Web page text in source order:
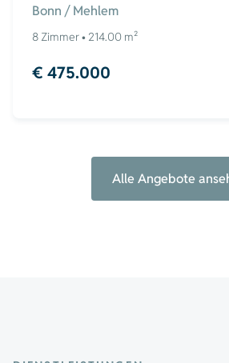
Bonn / Mehlem
8 Zimmer • 214.00 m²
€ 475.000
Alle Angebote